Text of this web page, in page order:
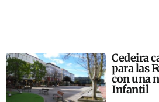
Cedeira
para las
con una
Infantil